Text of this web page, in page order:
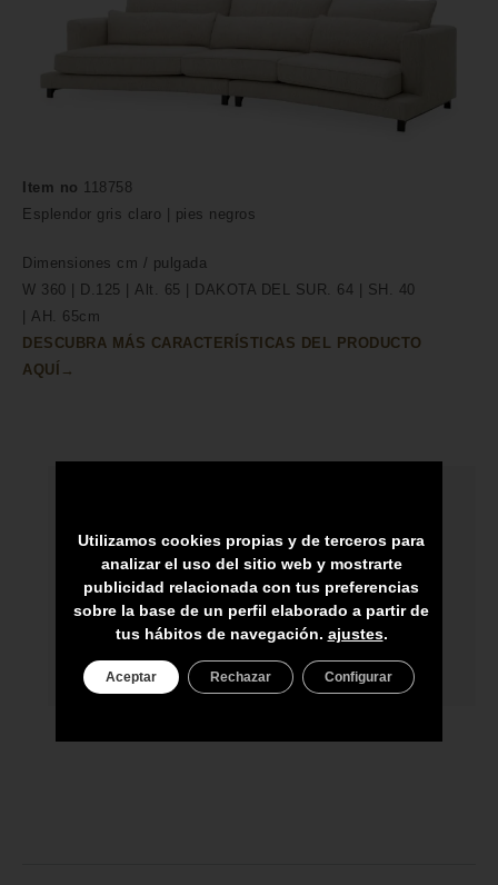
Item no 118758
Esplendor gris claro | pies negros
Dimensiones cm / pulgada
W 360 | D.125 | Alt. 65 | DAKOTA DEL SUR. 64 | SH. 40
| AH. 65cm
DESCUBRA MÁS CARACTERÍSTICAS DEL PRODUCTO
AQUÍ→
ARTESANOS
ENVÍO A TODA CANARIAS
ASESORAMIENTO PERSONAL
PRECIO DEL PRODUCTO NO INCLUYE
IGIC
Utilizamos cookies propias y de terceros para
analizar el uso del sitio web y mostrarte
publicidad relacionada con tus preferencias
sobre la base de un perfil elaborado a partir de
tus hábitos de navegación. ajustes.
Aceptar Rechazar Configurar